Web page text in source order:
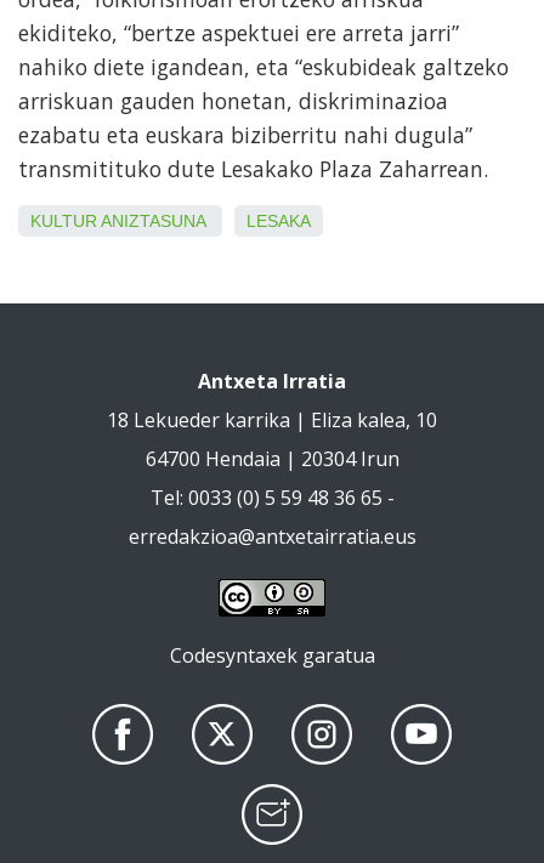
ekiditeko, “bertze aspektuei ere arreta jarri”
nahiko diete igandean, eta “eskubideak galtzeko
arriskuan gauden honetan, diskriminazioa
ezabatu eta euskara biziberritu nahi dugula”
transmitituko dute Lesakako Plaza Zaharrean.
KULTUR ANIZTASUNA LESAKA
Antxeta Irratia
18 Lekueder karrika | Eliza kalea, 10
64700 Hendaia | 20304 Irun
Tel: 0033 (0) 5 59 48 36 65 -
erredakzioa@antxetairratia.eus
Codesyntaxek garatua